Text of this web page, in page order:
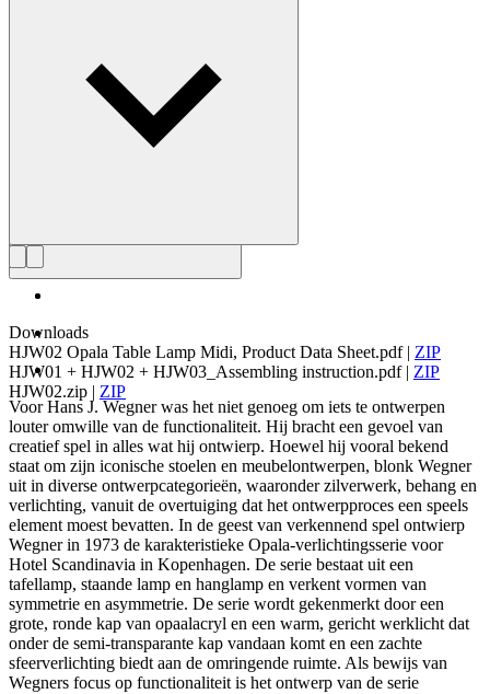
Downloads
HJW02 Opala Table Lamp Midi, Product Data Sheet.pdf| ZIP
HJW01 + HJW02 + HJW03_Assembling instruction.pdf| ZIP
HJW02.zip | ZIP
Voor Hans J. Wegner was het niet genoeg om iets te ontwerpen
louter omwille van de functionaliteit. Hij bracht een gevoel van
creatief spel in alles wat hij ontwierp. Hoewel hij vooral bekend
staat om zijn iconische stoelen en meubelontwerpen, blonk Wegner
uit in diverse ontwerpcategorieën, waaronder zilverwerk, behang en
verlichting, vanuit de overtuiging dat het ontwerpproces een speels
element moest bevatten. In de geest van verkennend spel ontwierp
Wegner in 1973 de karakteristieke Opala-verlichtingsserie voor
Hotel Scandinavia in Kopenhagen. De serie bestaat uit een
tafellamp, staande lamp en hanglamp en verkent vormen van
symmetrie en asymmetrie. De serie wordt gekenmerkt door een
grote, ronde kap van opaalacryl en een warm, gericht werklicht dat
onder de semi-transparante kap vandaan komt en een zachte
sfeerverlichting biedt aan de omringende ruimte. Als bewijs van
Wegners focus op functionaliteit is het ontwerp van de serie